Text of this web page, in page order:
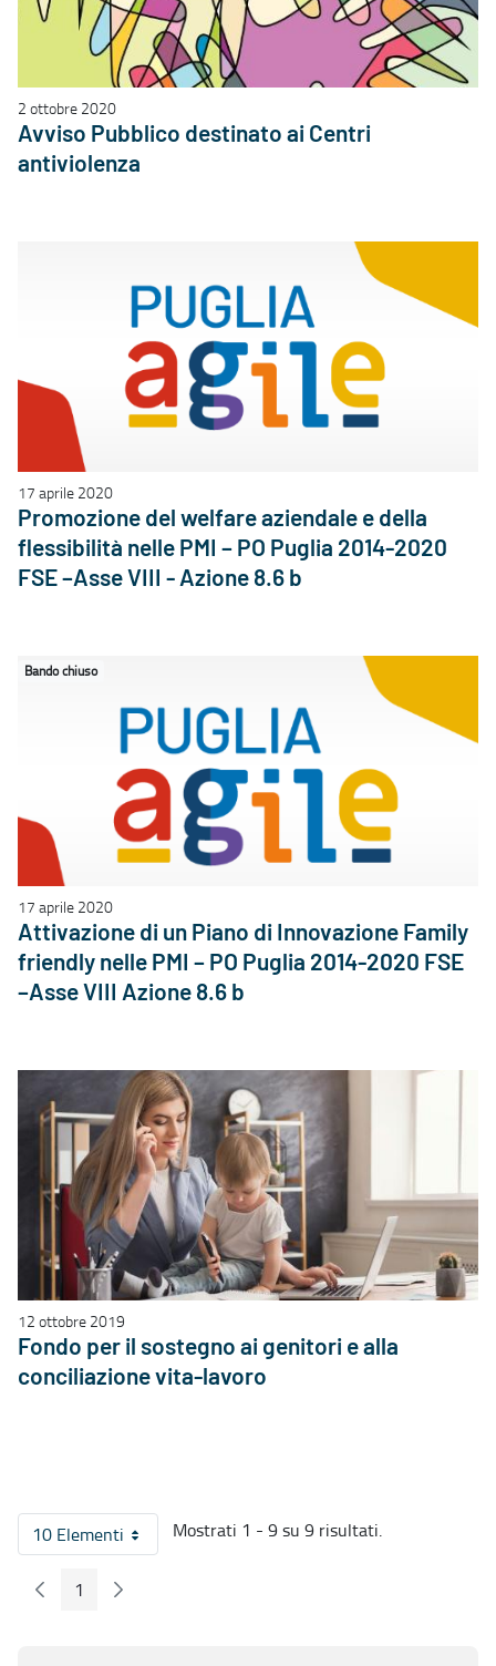
2 ottobre 2020
Avviso Pubblico destinato ai Centri
antiviolenza
17 aprile 2020
Promozione del welfare aziendale e della
flessibilità nelle PMI – PO Puglia 2014-2020
FSE –Asse VIII - Azione 8.6 b
Bando chiuso
17 aprile 2020
Attivazione di un Piano di Innovazione Family
friendly nelle PMI – PO Puglia 2014-2020 FSE
–Asse VIII Azione 8.6 b
12 ottobre 2019
Fondo per il sostegno ai genitori e alla
conciliazione vita-lavoro
10 ElementiPer pagina
Mostrati 1 - 9 su 9 risultati.
Pagina Precedente
Pagina
1 Pagina Seguente